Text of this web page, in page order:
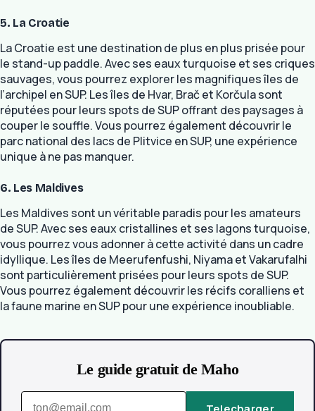
5. La Croatie
La Croatie est une destination de plus en plus prisée pour
le stand-up paddle. Avec ses eaux turquoise et ses criques
sauvages, vous pourrez explorer les magnifiques îles de
l’archipel en SUP. Les îles de Hvar, Brač et Korčula sont
réputées pour leurs spots de SUP offrant des paysages à
couper le souffle. Vous pourrez également découvrir le
parc national des lacs de Plitvice en SUP, une expérience
unique à ne pas manquer.
6. Les Maldives
Les Maldives sont un véritable paradis pour les amateurs
de SUP. Avec ses eaux cristallines et ses lagons turquoise,
vous pourrez vous adonner à cette activité dans un cadre
idyllique. Les îles de Meerufenfushi, Niyama et Vakarufalhi
sont particulièrement prisées pour leurs spots de SUP.
Vous pourrez également découvrir les récifs coralliens et
la faune marine en SUP pour une expérience inoubliable.
Le guide gratuit de Maho